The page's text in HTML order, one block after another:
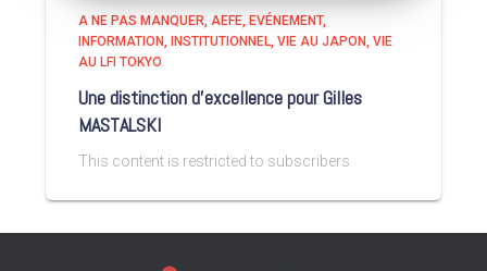
A NE PAS MANQUER AEFE EVÉNEMENT
INFORMATION
INSTITUTIONNEL VIE AU JAPON VIE
AU LFI TOKYO
Une distinction d’excellence pour Gilles
MASTALSKI
This content is restricted to subscribers